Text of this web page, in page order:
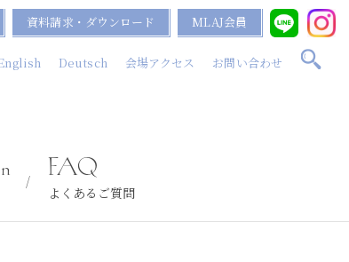
資料請求・ダウンロード MLAJ会員
Deutsch 会場アクセス お問い合わせ
よくあるご質問
FAQ